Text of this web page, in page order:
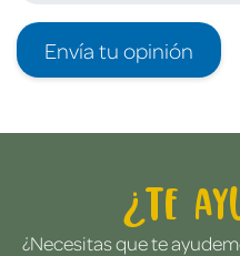
Envía tu opinión
¿Te
¿Necesitas que te